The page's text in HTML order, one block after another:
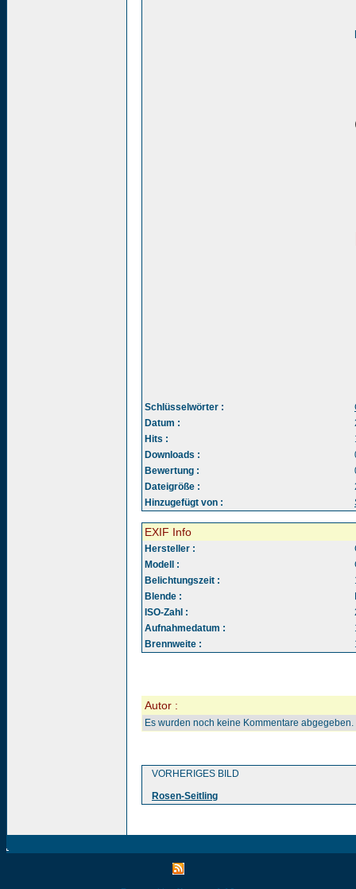
Schlüsselwörter :
Datum :
Hits :
Downloads :
Bewertung :
Dateigröße :
Hinzugefügt von :
EXIF Info
Hersteller :
Modell :
Belichtungszeit :
Blende :
ISO-Zahl :
Aufnahmedatum :
Brennweite :
Autor :
Es wurden noch keine Kommentare abgegeben.
VORHERIGES BILD
Rosen-Seitling